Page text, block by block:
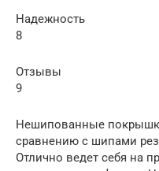
Надежность
8
Отзывы
9
Нешипованные
сравнению с шипами
Отлично ведет себя на